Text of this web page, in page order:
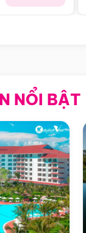
NỔI BẬT